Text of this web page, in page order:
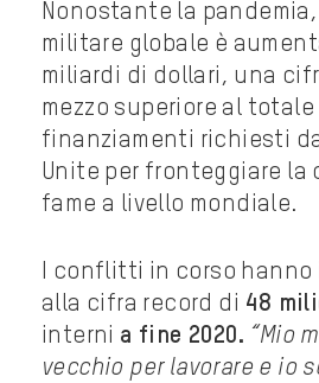
Nonostante la pandemia,
militare globale è
miliardi di dollari, una
mezzo superiore al totale
finanziamenti richiesti
Unite per fronteggiare la
fame a livello mondiale.
I conflitti in corso hanno
alla cifra record di 48
interni a fine 2020.
“Mio
vecchio per lavorare e io